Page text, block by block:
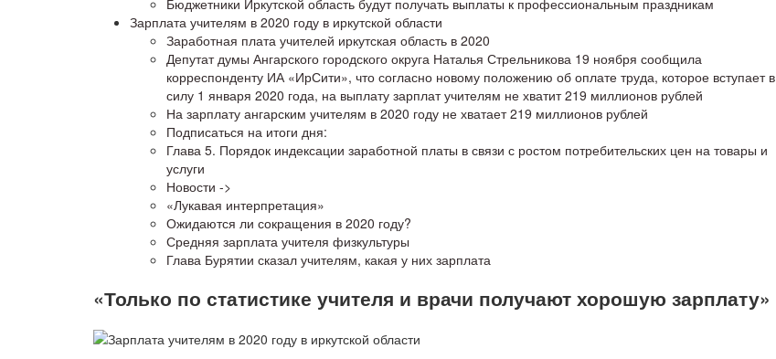
Зарплата учителям в 2020 году в иркутской области
Заработная плата учителей иркутская область в 2020
Депутат думы Ангарского городского округа Наталья Стрельникова 19 ноября сообщила
корреспонденту ИА «ИрСити», что согласно новому положению об оплате труда, которое вступает в
силу 1 января 2020 года, на выплату зарплат учителям не хватит 219 миллионов рублей
На зарплату ангарским учителям в 2020 году не хватает 219 миллионов рублей
Подписаться на итоги дня:
Глава 5. Порядок индексации заработной платы в связи с ростом потребительских цен на товары и
услуги
Новости ->
«Лукавая интерпретация»
Ожидаются ли сокращения в 2020 году?
Средняя зарплата учителя физкультуры
Глава Бурятии сказал учителям, какая у них зарплата
«Только по статистике учителя и врачи получают хорошую зарплату»